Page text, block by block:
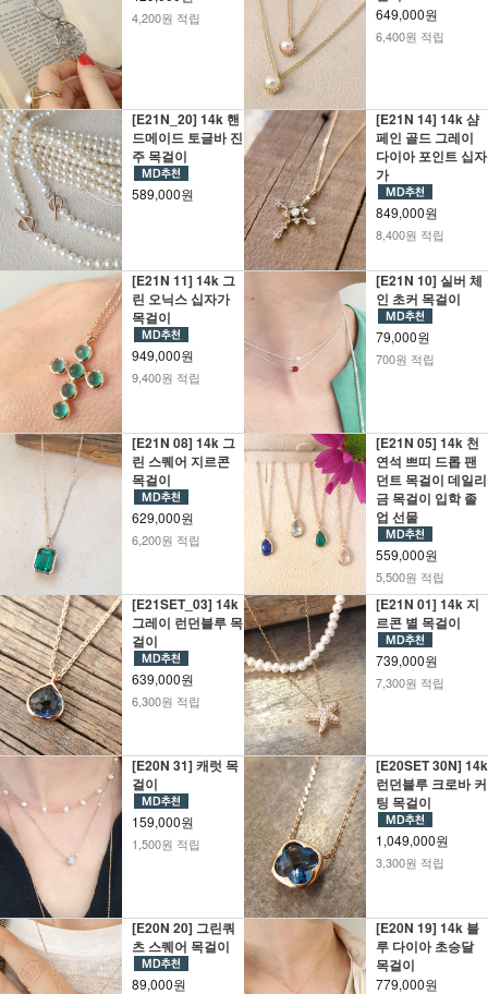
4,200원 적립 649,000원
6,400원 적립
[E21N_20] 14k 핸
드메이드 토글바 진
주 목걸이
589,000원
[E21N 14] 14k 샴
페인 골드 그레이
다이아 포인트 십자
가
849,000원
8,400원 적립
[E21N 11] 14k 그
린 오닉스 십자가
목걸이
949,000원
9,400원 적립
[E21N 10] 실버 체
인 초커 목걸이
79,000원
700원 적립
[E21N 08] 14k 그
린 스퀘어 지르콘
목걸이
629,000원
6,200원 적립
[E21N 05] 14k 천
연석 쁘띠 드롭 팬
던트 목걸이 데일리
금 목걸이 입학 졸
업 선물
559,000원
5,500원 적립
[E21SET_03] 14k
그레이 런던블루 목
걸이
639,000원
6,300원 적립
[E21N 01] 14k 지
르콘 별 목걸이
739,000원
7,300원 적립
[E20N 31] 캐럿 목
걸이
159,000원
1,500원 적립
[E20SET 30N] 14k
런던블루 크로바 커
팅 목걸이
1,049,000원
3,300원 적립
[E20N 20] 그린쿼
츠 스퀘어 목걸이
89,000원
[E20N 19] 14k 블
루 다이아 초승달
목걸이
779,000원